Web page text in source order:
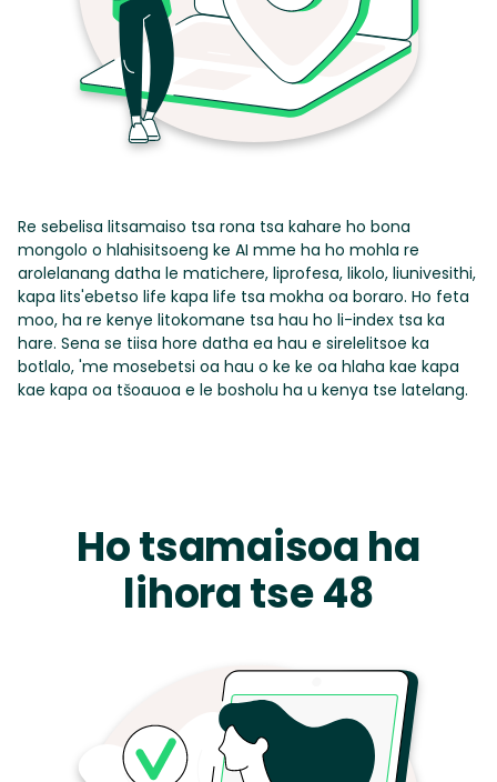
Re sebelisa litsamaiso tsa rona tsa kahare ho bona
mongolo o hlahisitsoeng ke AI mme ha ho mohla re
arolelanang datha le matichere, liprofesa, likolo, liunivesithi,
kapa lits'ebetso life kapa life tsa mokha oa boraro. Ho feta
moo, ha re kenye litokomane tsa hau ho li-index tsa ka
hare. Sena se tiisa hore datha ea hau e sirelelitsoe ka
botlalo, 'me mosebetsi oa hau o ke ke oa hlaha kae kapa
kae kapa oa tšoauoa e le bosholu ha u kenya tse latelang.
Ho tsamaisoa ha
lihora tse 48